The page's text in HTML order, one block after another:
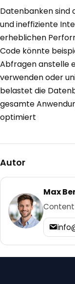
Datenbanken sind
und ineffiziente
erheblichen
Code könnte
Abfragen anstelle
verwenden oder
belastet die
gesamte
optimiert
Autor
Max
Content